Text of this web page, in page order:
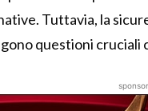
Tuttavia, la
questioni
sponsor